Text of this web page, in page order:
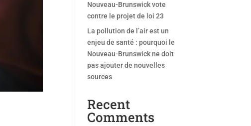
Nouveau-Brunswick vote
contre le projet de loi 23
La pollution de l’air est un
enjeu de santé : pourquoi le
Nouveau-Brunswick ne doit
pas ajouter de nouvelles
sources
Recent
Comments